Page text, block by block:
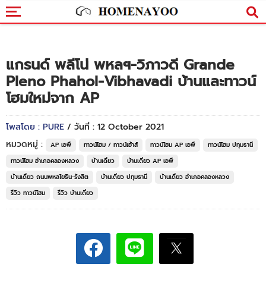
แกรนด์ พลีโน่ พหลฯ-วิภาวดี Grande
Pleno Phahol-Vibhavadi บ้านและทาวน์
โฮมใหม่จาก AP
โพสโดย : PURE / วันที่ : 12 October 2021
หมวดหมู่ :
AP เอพี ทาวน์โฮม / ทาวน์เฮ้าส์ ทาวน์โฮม AP เอพี
ทาวน์โฮม ปทุมธานี
ทาวน์โฮม อำเภอคลองหลวง
บ้านเดี่ยว
บ้านเดี่ยว AP เอพี
บ้านเดี่ยว ถนนพหลโยธิน-รังสิต
บ้านเดี่ยว ปทุมธานี
บ้านเดี่ยว อำเภอคลองหลวง
รีวิว ทาวน์โฮม
รีวิว บ้านเดี่ยว